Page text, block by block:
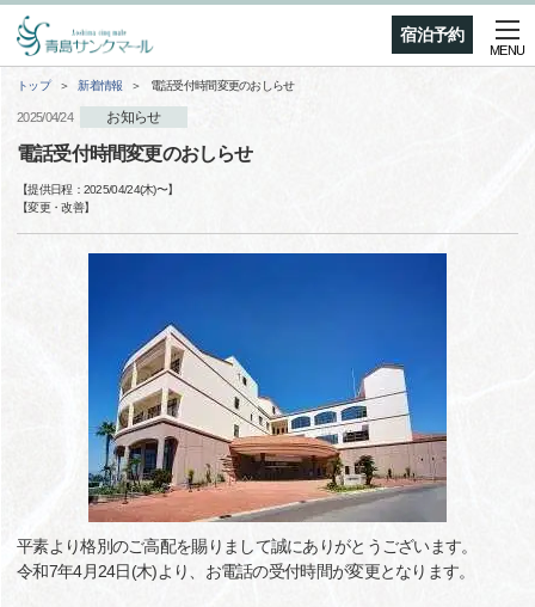
宿泊予約
MENU
トップ 新着情報 電話受付時間変更のおしらせ
2025/04/24 お知らせ
電話受付時間変更のおしらせ
【提供日程： 2025/04/24(木)〜】
【変更・改善】
平素より格別のご高配を賜りまして誠にありがとうございます。
令和7年4月24日(木)より、お電話の受付時間が変更となります。